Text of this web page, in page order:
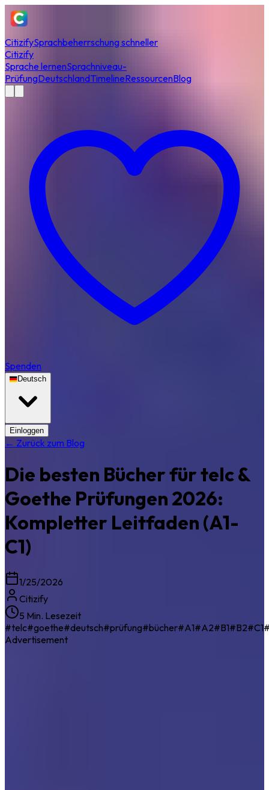
CitizifySprachbeherrschung schneller
Citizify
Sprache lernenSprachniveau-
PrüfungDeutschlandTimelineRessourcenBlog
Spenden
Deutsch
Einloggen
← Zurück zum Blog
Die besten Bücher für telc &
Goethe Prüfungen 2026:
Kompletter Leitfaden (A1-
C1)
1/25/2026
Citizify
5 Min. Lesezeit
#telc#goethe#deutsch#prüfung#bücher#A1#A2#B1#B2#C1
Advertisement